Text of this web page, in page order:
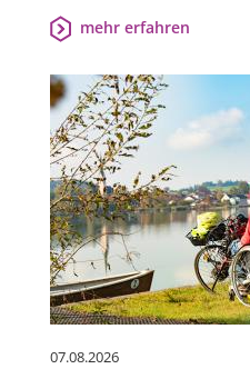
mehr erfahren
07.08.2026